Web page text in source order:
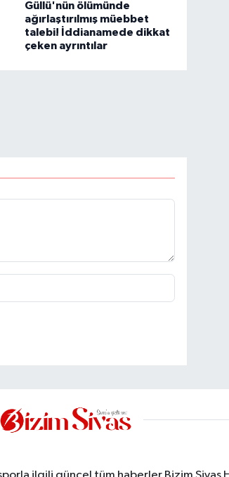
Güllü'nün ölümünde
ağırlaştırılmış müebbet
talebi! İddianamede dikkat
çeken ayrıntılar